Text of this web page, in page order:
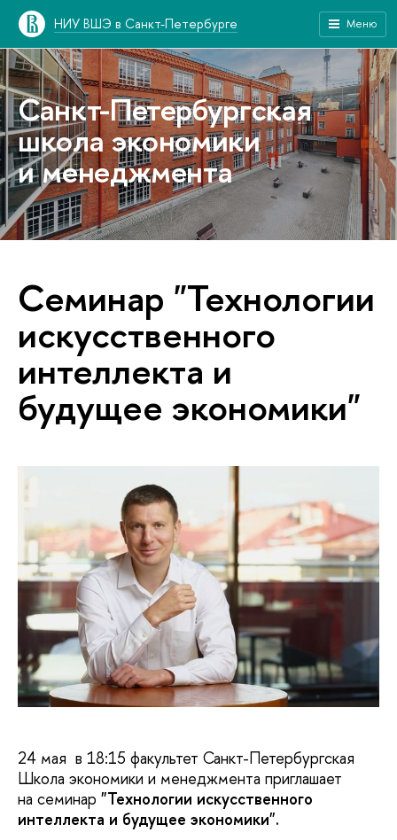
НИУ ВШЭ в Санкт-Петербурге Меню
Санкт-Петербургская
школа экономики
и менеджмента
Семинар "Технологии
искусственного
интеллекта и
будущее экономики"
24 мая в 18:15 факультет Санкт-Петербургская
Школа экономики и менеджмента приглашает
на семинар "Технологии искусственного
интеллекта и будущее экономики".